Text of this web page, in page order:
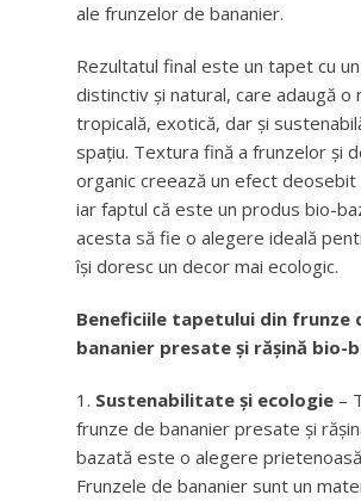
ale frunzelor de bananier.
Rezultatul final este un tapet cu
distinctiv și natural, care adaugă o
tropicală, exotică, dar și
spațiu. Textura fină a frunzelor și
organic creează un efect
iar faptul că este un produs bio-
acesta să fie o alegere ideală
își doresc un decor mai ecologic.
Beneficiile tapetului din frunze
bananier presate și rășină bio-
Sustenabilitate și ecologie –
frunze de bananier presate și
bazată este o alegere
Frunzele de bananier sunt un